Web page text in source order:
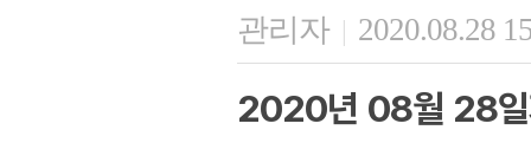
관리자 | 2020.08.28
2020년 08월 28일